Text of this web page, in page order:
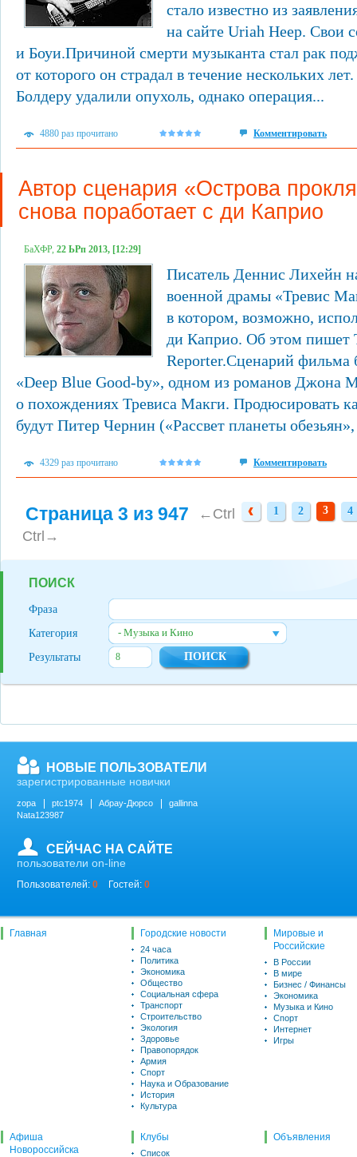
стало известно из
на сайте Uriah Heep. Свои
и Боуи.Причиной смерти музыканта стал рак
от которого он страдал в течение нескольких
Болдеру удалили опухоль, однако операция...
4880 раз прочитано Комментировать
Автор сценария «Острова
снова поработает с ди Каприо
БаХФР, 22 ЬРп 2013, [12:29]
Писатель Деннис Лихейн
военной драмы «Тревис
в котором, возможно,
ди Каприо. Об этом пишет
Reporter.Сценарий фильма
«Deep Blue Good-by», одном из романов Джона
о похождениях Тревиса Макги. Продюсировать
будут Питер Чернин («Рассвет планеты
4329 раз прочитано Комментировать
Страница 3 из 947 ←Ctrl 1
1 2
2 3 4
4
Ctrl→
ПОИСК
Фраза
Категория
- Музыка и Кино
Результаты
НОВЫЕ ПОЛЬЗОВАТЕЛИ
зарегистрированные новички
zopa ptc1974 Абрау-Дюрсо
gallinna
Nata123987
СЕЙЧАС НА САЙТЕ
пользователи on-line
Пользователей: 0 Гостей: 0
Главная Городские новости
24 часа
Политика
Экономика
Общество
Социальная сфера
Транспорт
Строительство
Экология
Здоровье
Правопорядок
Армия
Спорт
Наука и Образование
История
Культура
Мировые и
Российские
В России
В мире
Бизнес / Финансы
Экономика
Музыка и Кино
Спорт
Интернет
Игры
Афиша
Новороссийска
Клубы
Список
Объявления